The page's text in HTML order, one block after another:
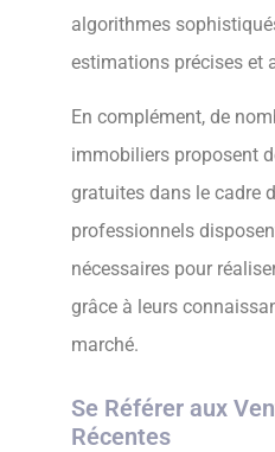
algorithmes
estimations précises et
En complément, de
immobiliers proposent
gratuites dans le cadre
professionnels
nécessaires pour
grâce à leurs
marché.
Se Référer aux
Récentes